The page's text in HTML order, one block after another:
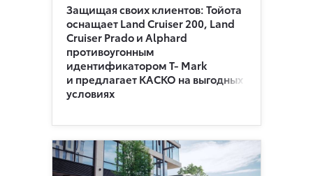
Защищая своих клиентов: Тойота
оснащает Land Cruiser 200, Land
Cruiser Prado и Alphard
противоугонным
идентификатором Т- Mark
и предлагает КАСКО на выгодных
условиях